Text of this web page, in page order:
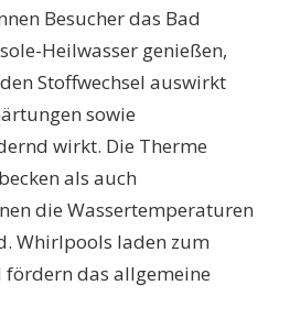
Besucher das Bad
Heilwasser genießen,
Stoffwechsel auswirkt
sowie
wirkt. Die Therme
als auch
die Wassertemperaturen
Whirlpools laden zum
fördern das allgemeine